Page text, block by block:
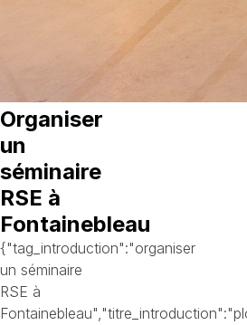
Organiser
un
séminaire
RSE à
Fontainebleau
{"tag_introduction":"organiser
un séminaire
RSE à